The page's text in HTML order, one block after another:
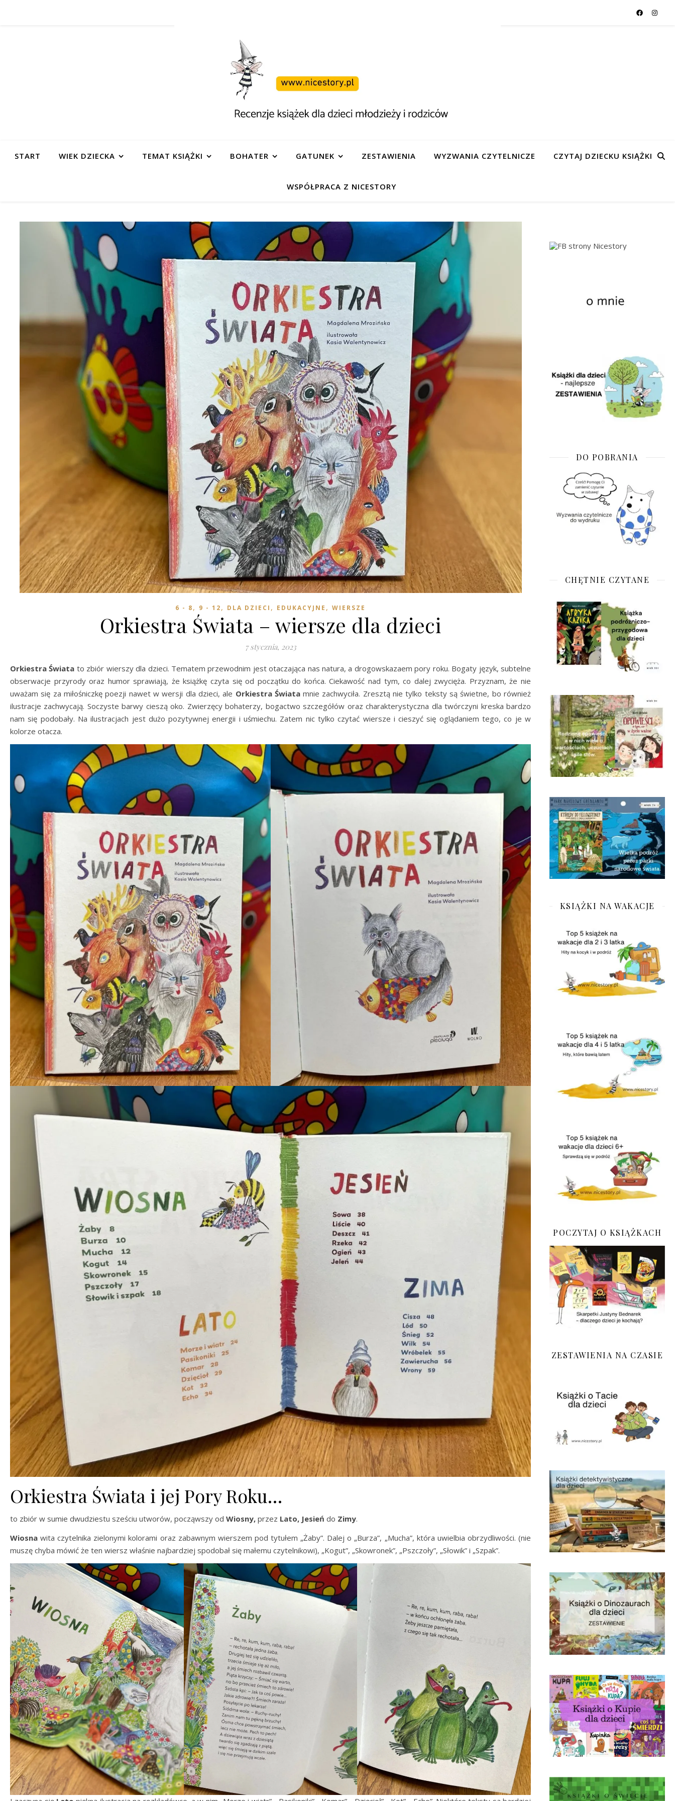
START WIEK DZIECKA TEMAT KSIĄŻKI BOHATER GATUNEK ZESTAWIENIA WYZWANIA CZYTELNICZE CZYTAJ DZIECKU KSIĄŻKI
WSPÓŁPRACA Z NICESTORY
6 - 8, 9 - 12, DLA DZIECI , EDUKACYJNE , WIERSZE
Orkiestra Świata – wiersze dla dzieci
7 stycznia, 2023
Orkiestra Świata to zbiór wierszy dla dzieci. Tematem przewodnim jest otaczająca nas natura, a drogowskazaem pory roku. Bogaty język, subtelne
obserwacje przyrody oraz humor sprawiają, że książkę czyta się od początku do końca. Ciekawość nad tym, co dalej zwycięża. Przyznam, że nie
uważam się za miłośniczkę poezji nawet w wersji dla dzieci, ale Orkiestra Światamnie zachwyciła. Zresztą nie tylko teksty są świetne, bo również
ilustracje zachwycają. Soczyste barwy cieszą oko. Zwierzęcy bohaterzy, bogactwo szczegółów oraz charakterystyczna dla twórczyni kreska bardzo
nam się podobały. Na ilustracjach jest dużo pozytywnej energii i uśmiechu. Zatem nic tylko czytać wiersze i cieszyć się oglądaniem tego, co je w
kolorze otacza.
Orkiestra Świata i jej Pory Roku…
to zbiór w sumie dwudziestu sześciu utworów, począwszy od Wiosny, przez Lato, Jesień do Zimy.
Wiosna wita czytelnika zielonymi kolorami oraz zabawnym wierszem pod tytułem „Żaby”. Dalej o „Burza”, „Mucha”, która uwielbia obrzydliwości. (nie
muszę chyba mówić że ten wiersz właśnie najbardziej spodobał się małemu czytelnikowi), „Kogut”, „Skowronek”, „Pszczoły”, „Słowik” i „Szpak”.
DO POBRANIA
CHĘTNIE CZYTANE
KSIĄŻKI NA WAKACJE
POCZYTAJ O KSIĄŻKACH
ZESTAWIENIA NA CZASIE